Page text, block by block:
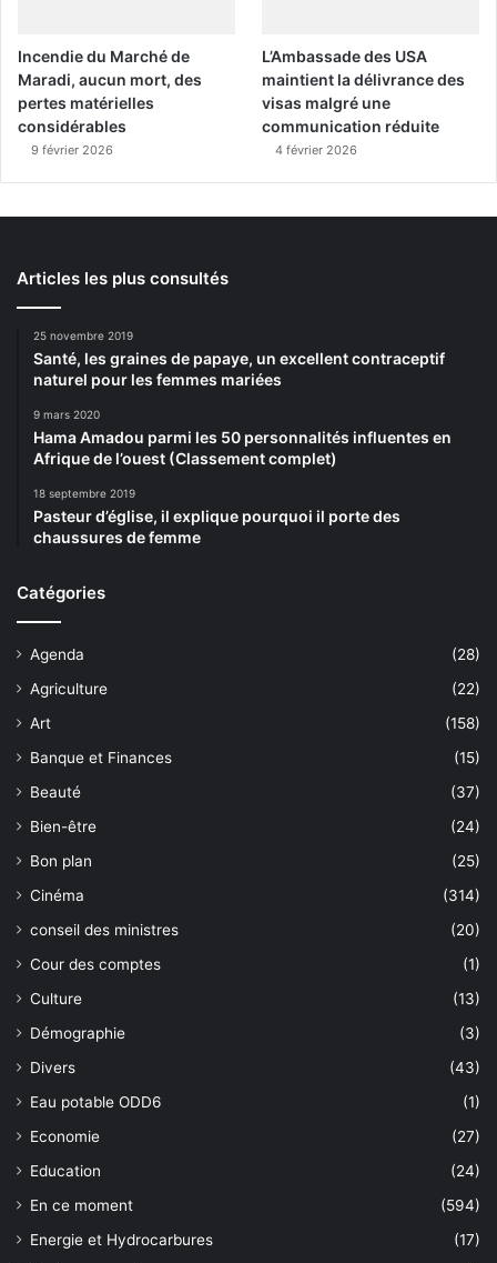
Incendie du Marché de
Maradi, aucun mort, des
pertes matérielles
considérables
9 février 2026
L’Ambassade des USA
maintient la délivrance des
visas malgré une
communication réduite
4 février 2026
Articles les plus consultés
25 novembre 2019
Santé, les graines de papaye, un excellent contraceptif
naturel pour les femmes mariées
9 mars 2020
Hama Amadou parmi les 50 personnalités influentes en
Afrique de l’ouest (Classement complet)
18 septembre 2019
Pasteur d’église, il explique pourquoi il porte des
chaussures de femme
Catégories
Agenda
(28)
Agriculture
(22)
Art
(158)
Banque et Finances
(15)
Beauté
(37)
Bien-être
(24)
Bon plan
(25)
Cinéma
(314)
conseil des ministres
(20)
Cour des comptes
(1)
Culture
(13)
Démographie
(3)
Divers
(43)
Eau potable ODD6
(1)
Economie
(27)
Education
(24)
En ce moment
(594)
Energie et Hydrocarbures
(17)